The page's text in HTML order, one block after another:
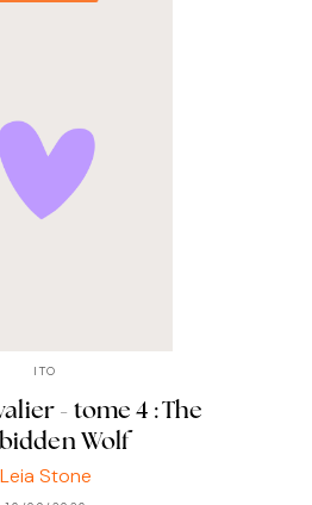
ITO
- tome 4 : The
Wolf
Leia Stone